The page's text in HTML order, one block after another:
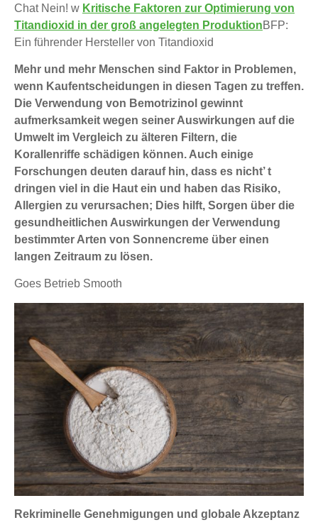
Chat Nein! w Kritische Faktoren zur Optimierung von
Titandioxid in der groß angelegten ProduktionBFP:
Ein führender Hersteller von Titandioxid
Mehr und mehr Menschen sind Faktor in Problemen,
wenn Kaufentscheidungen in diesen Tagen zu treffen.
Die Verwendung von Bemotrizinol gewinnt
aufmerksamkeit wegen seiner Auswirkungen auf die
Umwelt im Vergleich zu älteren Filtern, die
Korallenriffe schädigen können. Auch einige
Forschungen deuten darauf hin, dass es nicht’ t
dringen viel in die Haut ein und haben das Risiko,
Allergien zu verursachen; Dies hilft, Sorgen über die
gesundheitlichen Auswirkungen der Verwendung
bestimmter Arten von Sonnencreme über einen
langen Zeitraum zu lösen.
Goes Betrieb Smooth
Rekriminelle Genehmigungen und globale Akzeptanz